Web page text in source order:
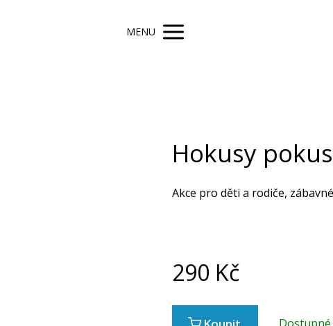
MENU
Hokusy
Akce pro děti a rodiče,
290 Kč